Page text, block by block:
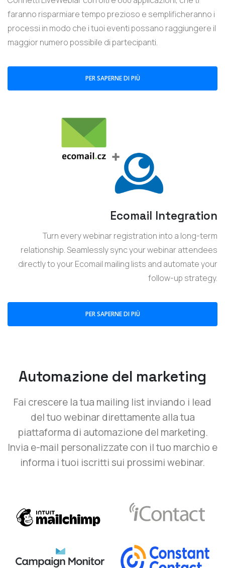
faranno risparmiare tempo prezioso e semplificheranno i
processi in modo che i tuoi eventi possano raggiungere il
maggior numero possibile di partecipanti.
PER SAPERNE DI PIÙ
Ecomail Integration
Turn every webinar registration into a long-term
relationship. Seamlessly sync your webinar attendees
directly to your Ecomail mailing lists and automate your
follow-up strategy.
PER SAPERNE DI PIÙ
Automazione del marketing
Fai crescere la tua mailing list inviando i lead
del tuo webinar direttamente alla tua
piattaforma di automazione del marketing.
Invia e-mail personalizzate con il tuo marchio e
informa i tuoi iscritti sui prossimi webinar.